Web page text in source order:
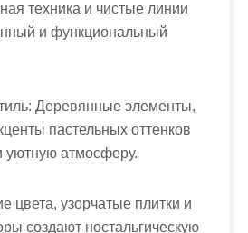
техника и чистые линии
и функциональный
Деревянные элементы,
пастельных оттенков
уютную атмосферу.
цвета, узорчатые плитки и
создают ностальгическую